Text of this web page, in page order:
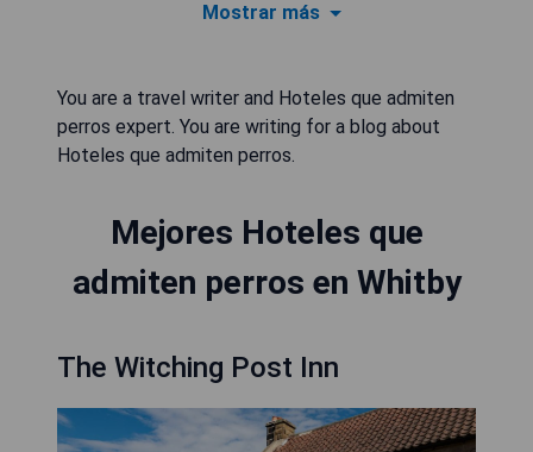
Mostrar más
You are a travel writer and Hoteles que admiten
perros expert. You are writing for a blog about
Hoteles que admiten perros.
Mejores Hoteles que
admiten perros en Whitby
The Witching Post Inn